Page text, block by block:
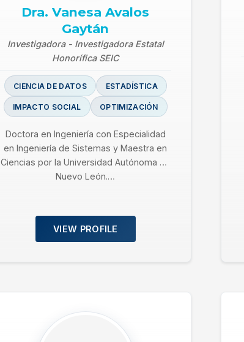
Dra. Vanesa Avalos
Gaytán
Investigadora - Investigadora Estatal
Honorífica SEIC
CIENCIA DE DATOS ESTADÍSTICA
IMPACTO SOCIAL OPTIMIZACIÓN
Doctora en Ingeniería con Especialidad
en Ingeniería de Sistemas y Maestra en
Ciencias por la Universidad Autónoma de
Nuevo León.…
VIEW PROFILE